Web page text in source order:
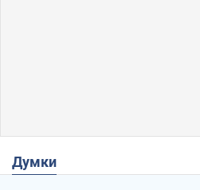
Думки